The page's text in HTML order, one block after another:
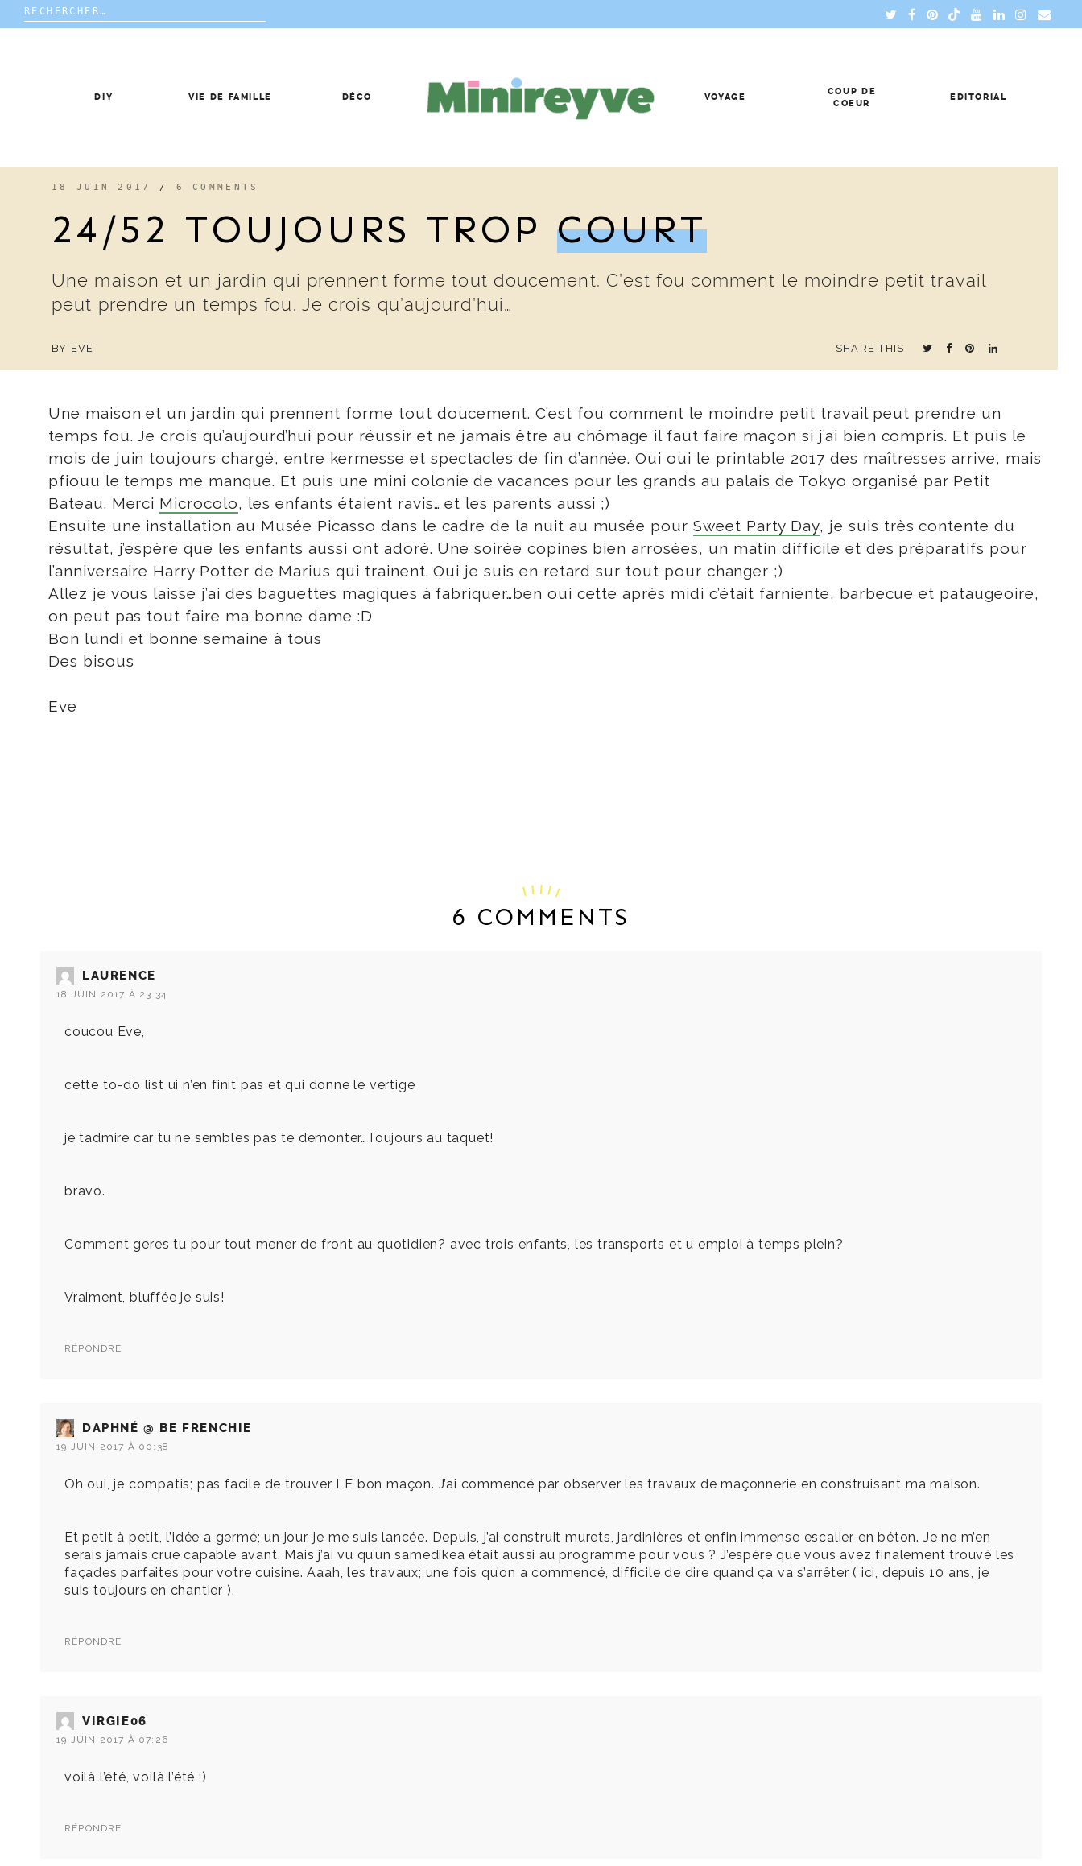
Rechercher :
DIY VIE DE FAMILLE DÉCO VOYAGE
COUP DE
COEUR
EDITORIAL
18 JUIN 2017 / 6 COMMENTS
24/52 TOUJOURS TROP COURT
Une maison et un jardin qui prennent forme tout doucement. C’est fou comment le moindre petit travail
peut prendre un temps fou. Je crois qu’aujourd’hui…
BY EVE SHARE THIS
Une maison et un jardin qui prennent forme tout doucement. C’est fou comment le moindre petit travail peut prendre un
temps fou. Je crois qu’aujourd’hui pour réussir et ne jamais être au chômage il faut faire maçon si j’ai bien compris. Et puis le
mois de juin toujours chargé, entre kermesse et spectacles de fin d’année. Oui oui le printable 2017 des maîtresses arrive, mais
pfiouu le temps me manque. Et puis une mini colonie de vacances pour les grands au palais de Tokyo organisé par Petit
Bateau. Merci Microcolo, les enfants étaient ravis… et les parents aussi ;)
Ensuite une installation au Musée Picasso dans le cadre de la nuit au musée pour Sweet Party Day, je suis très contente du
résultat, j’espère que les enfants aussi ont adoré. Une soirée copines bien arrosées, un matin difficile et des préparatifs pour
l’anniversaire Harry Potter de Marius qui trainent. Oui je suis en retard sur tout pour changer ;)
Allez je vous laisse j’ai des baguettes magiques à fabriquer…ben oui cette après midi c’était farniente, barbecue et pataugeoire,
on peut pas tout faire ma bonne dame :D
Bon lundi et bonne semaine à tous
Des bisous
Eve
6 COMMENTS
LAURENCE
18 JUIN 2017 À 23:34
coucou Eve,
cette to-do list ui n’en finit pas et qui donne le vertige
je tadmire car tu ne sembles pas te demonter…Toujours au taquet!
bravo.
Comment geres tu pour tout mener de front au quotidien? avec trois enfants, les transports et u emploi à temps plein?
Vraiment, bluffée je suis!
RÉPONDRE
DAPHNÉ @ BE FRENCHIE
19 JUIN 2017 À 00:38
Oh oui, je compatis; pas facile de trouver LE bon maçon. J’ai commencé par observer les travaux de maçonnerie en construisant ma maison.
Et petit à petit, l’idée a germé; un jour, je me suis lancée. Depuis, j’ai construit murets, jardinières et enfin immense escalier en béton. Je ne m’en
serais jamais crue capable avant. Mais j’ai vu qu’un samedikea était aussi au programme pour vous ? J’espère que vous avez finalement trouvé les
façades parfaites pour votre cuisine. Aaah, les travaux; une fois qu’on a commencé, difficile de dire quand ça va s’arrêter ( ici, depuis 10 ans, je
suis toujours en chantier ).
RÉPONDRE
VIRGIE06
19 JUIN 2017 À 07:26
voilà l’été, voilà l’été ;)
RÉPONDRE